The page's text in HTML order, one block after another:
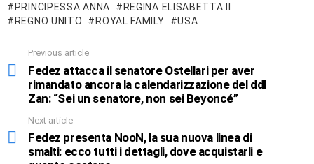
PRINCIPESSA ANNA
REGINA ELISABETTA II
REGNO UNITO
ROYAL FAMILY USA
more
Previous article
Fedez attacca il senatore Ostellari per aver
rimandato ancora la calendarizzazione del ddl
Zan: “Sei un senatore, non sei Beyoncé”
Next article
Fedez presenta NooN, la sua nuova linea di
smalti: ecco tutti i dettagli, dove acquistarli e